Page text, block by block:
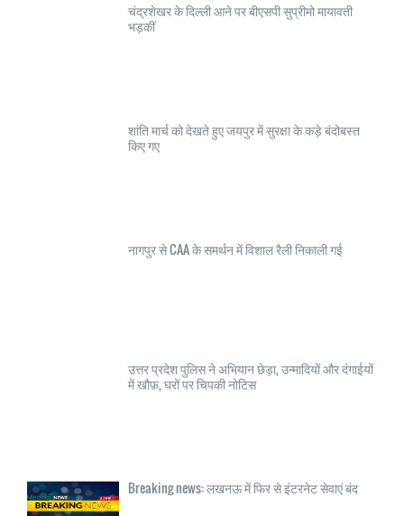
चंद्रशेखर के दिल्ली आने पर बीएसपी सुप्रीमो मायावती
भड़कीं
शांति मार्च को देखते हुए जयपुर में सुरक्षा के कड़े बंदोबस्त
किए गए
नागपुर से CAA के समर्थन में विशाल रैली निकाली गई
उत्तर प्रदेश पुलिस ने अभियान छेड़ा, उन्मादियों और दंगाईयों
में खौफ़, घरों पर चिपकी नोटिस
Breaking news: लखनऊ में फिर से इंटरनेट सेवाएं बंद